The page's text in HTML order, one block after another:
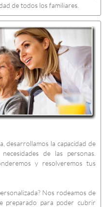
de todos los familiares.
desarrollamos la capacidad de
de las personas.
y resolveremos tus
Nos rodeamos de
preparado para poder cubrir